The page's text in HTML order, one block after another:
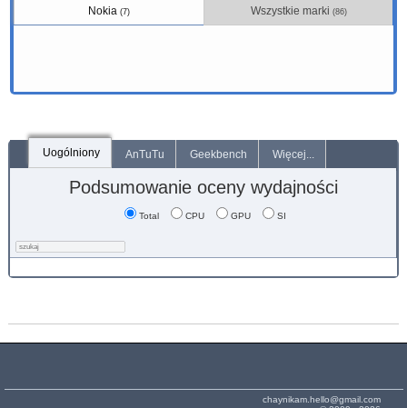
Nokia(7) Wszystkie marki (86)
Uogólniony AnTuTu Geekbench Więcej...
Podsumowanie oceny wydajności
Total CPU GPU SI
chaynikam.hello@gmail.com